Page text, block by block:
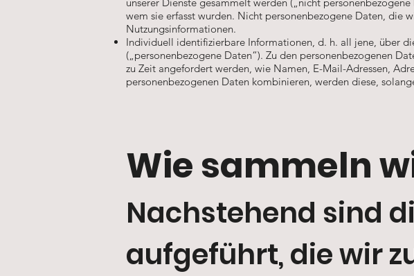
wem sie erfasst wurden. Nicht personenbezogene Daten, die
Nutzungsinformationen.
Individuell identifizierbare Informationen, d. h. all jene, über
(„personenbezogene Daten“). Zu den personenbezogenen
zu Zeit angefordert werden, wie Namen, E-Mail-Adressen,
personenbezogenen Daten kombinieren, werden diese,
Wie sammeln
Nachstehend sind
aufgeführt, die wir